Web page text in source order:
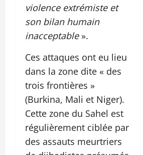
violence extrémiste et
son bilan humain
inacceptable».
Ces attaques ont eu lieu
dans la zone dite « des
trois frontières »
(Burkina, Mali et Niger).
Cette zone du Sahel est
régulièrement ciblée par
des assauts meurtriers